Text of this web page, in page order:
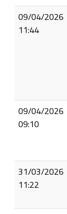
09/04/2026
11:44
09/04/2026
09:10
31/03/2026
11:22